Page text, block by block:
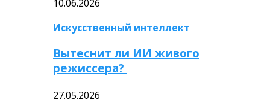
10.06.2026
Искусственный интеллект
Вытеснит ли ИИ живого
режиссера?
27.05.2026